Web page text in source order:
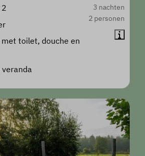
3 nachten
2 personen
2
toilet, douche en